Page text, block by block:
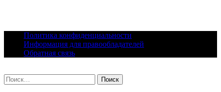
content
Политика конфиденциальности
Информация для правообладателей
Обратная связь
Найти: